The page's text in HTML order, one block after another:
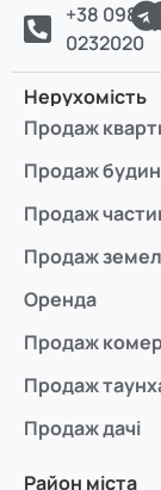
+38 098
0232020
Нерухомість
Продаж
Продаж
Продаж
Продаж
Оренда
Продаж
Продаж
Продаж дачі
Район міста